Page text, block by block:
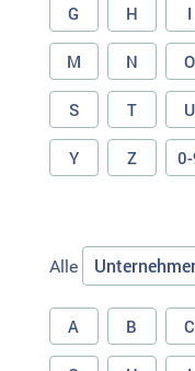
G H I
M N O
S T U
Y Z
Alle
A B C